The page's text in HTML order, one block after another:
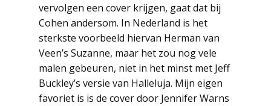
vervolgen een cover krijgen, gaat dat bij
Cohen andersom. In Nederland is het
sterkste voorbeeld hiervan Herman van
Veen’s Suzanne, maar het zou nog vele
malen gebeuren, niet in het minst met Jeff
Buckley’s versie van Halleluja. Mijn eigen
favoriet is is de cover door Jennifer Warns